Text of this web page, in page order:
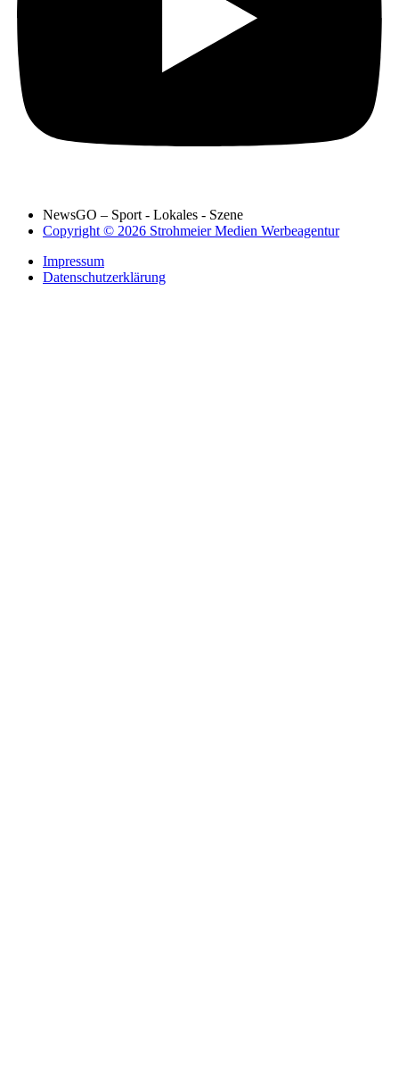
NewsGO – Sport - Lokales - Szene
Copyright © 2026 Strohmeier Medien Werbeagentur
Impressum
Datenschutzerklärung